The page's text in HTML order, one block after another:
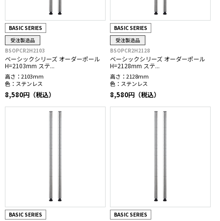
BASIC SERIES
受注製造品
BSOPCR2H2103
ベーシックシリーズ オーダーポール
H=2103mm ステ...
高さ： 2103mm
色： ステンレス
8,580円（税込）
BASIC SERIES
受注製造品
BSOPCR2H2128
ベーシックシリーズ オーダーポール
H=2128mm ステ...
高さ： 2128mm
色： ステンレス
8,580円（税込）
BASIC SERIES
BASIC SERIES